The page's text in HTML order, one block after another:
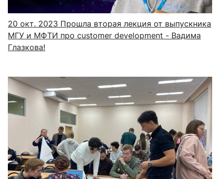
20 окт. 2023 Прошла вторая лекция от выпускника
МГУ и МФТИ про customer development - Вадима
Глазкова!